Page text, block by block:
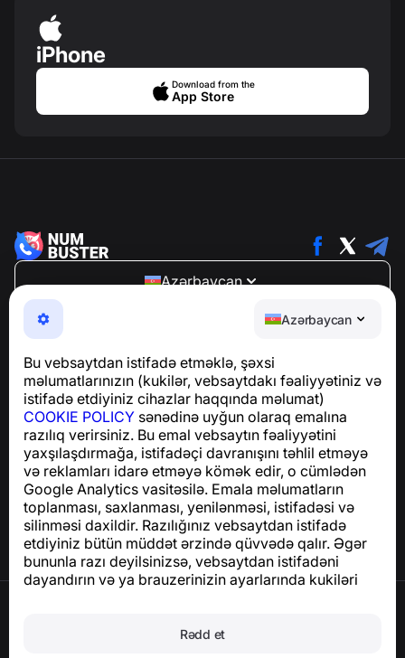
Azərbaycan
Bu vebsaytdan istifadə etməklə, şəxsi
məlumatlarınızın (kukilər, vebsaytdakı fəaliyyətiniz və
istifadə etdiyiniz cihazlar haqqında məlumat)
COOKIE POLICY sənədinə uyğun olaraq emalına
razılıq verirsiniz. Bu emal vebsaytın fəaliyyətini
yaxşılaşdırmağa, istifadəçi davranışını təhlil etməyə
və reklamları idarə etməyə kömək edir, o cümlədən
Google Analytics vasitəsilə. Emala məlumatların
toplanması, saxlanması, yenilənməsi, istifadəsi və
silinməsi daxildir. Razılığınız vebsaytdan istifadə
etdiyiniz bütün müddət ərzində qüvvədə qalır. Əgər
bununla razı deyilsinizsə, vebsaytdan istifadəni
dayandırın və ya brauzerinizin ayarlarında kukiləri
Rədd et
iPhone
Download from the
App Store
Azərbaycan
NumBuster © 2013—2026 ·
support@numbuster.com
Telefon fırıldaqlarından, spam və arzuolunmaz
GDPR uyğunluğu ilə bağlı suallar üçün:
support@numbuster.com
Yardım Mərkəzi
Xəbərlər və Məqalələr
Layihə haqqında
Əlaqə